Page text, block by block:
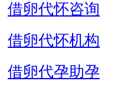
借卵代怀咨询
借卵代怀机构
借卵代孕助孕